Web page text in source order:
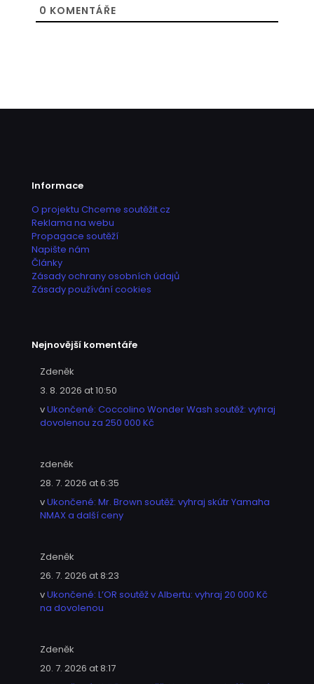
0 KOMENTÁŘE
Informace
O projektu Chceme soutěžit.cz
Reklama na webu
Propagace soutěží
Napište nám
Články
Zásady ochrany osobních údajů
Zásady používání cookies
Nejnovější komentáře
Zdeněk
3. 8. 2026 at 10:50
vUkončené: Coccolino Wonder Wash soutěž: vyhraj
dovolenou za 250 000 Kč
zdeněk
28. 7. 2026 at 6:35
vUkončené: Mr. Brown soutěž: vyhraj skútr Yamaha
NMAX a další ceny
Zdeněk
26. 7. 2026 at 8:23
vUkončené: L’OR soutěž v Albertu: vyhraj 20 000 Kč
na dovolenou
Zdeněk
20. 7. 2026 at 8:17